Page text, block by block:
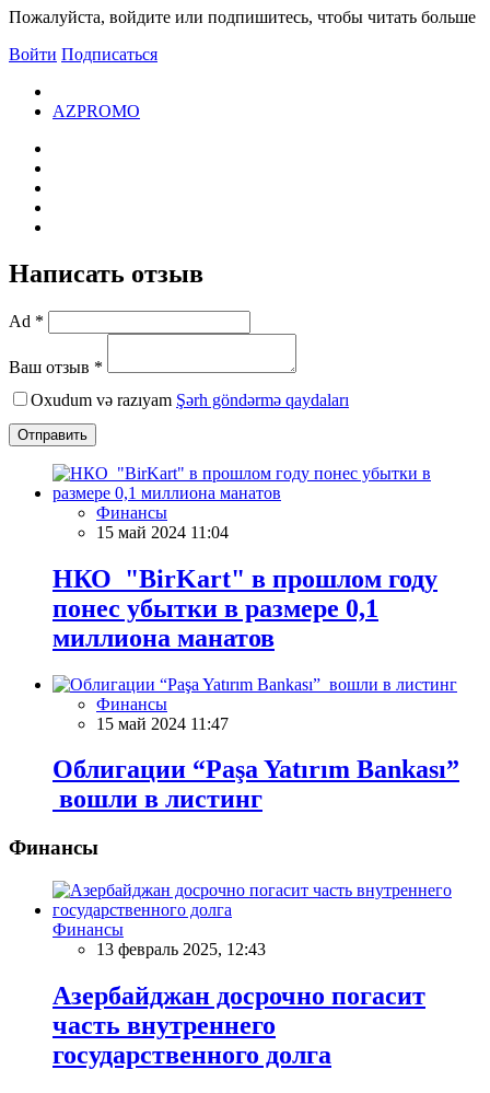
Пожалуйста, войдите или подпишитесь, чтобы читать больше
Войти Подписаться
AZPROMO
Написать отзыв
Ad *
Ваш отзыв *
Oxudum və razıyam Şərh göndərmə qaydaları
Отправить
Финансы
15 май 2024 11:04
НКО "BirKart" в прошлом году
понес убытки в размере 0,1
миллиона манатов
Финансы
15 май 2024 11:47
Облигации “Paşa Yatırım Bankası”
вошли в листинг
Финансы
Финансы
13 февраль 2025, 12:43
Азербайджан досрочно погасит
часть внутреннего
государственного долга